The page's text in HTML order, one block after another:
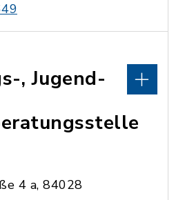
, Jugend-
4 a, 84028